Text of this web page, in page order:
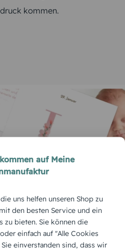
kommen.
– Das große Glück
die Geburt Ihres
auf Meine
uns helfen unseren Shop zu
den besten Service und ein
zu bieten. Sie können die
einfach auf "Alle Cookies
einverstanden sind, dass wir